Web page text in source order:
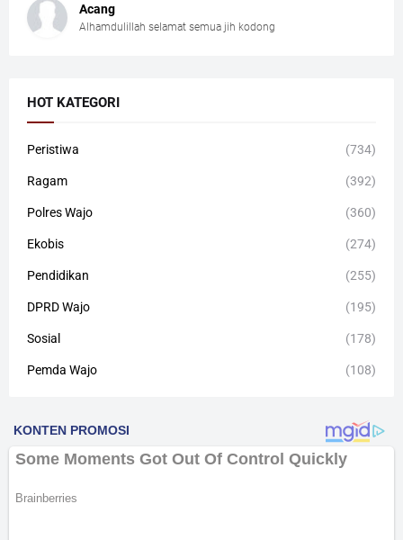
Acang
Alhamdulillah selamat semua jih kodong
HOT KATEGORI
Peristiwa (734)
Ragam (392)
Polres Wajo (360)
Ekobis (274)
Pendidikan (255)
DPRD Wajo (195)
Sosial (178)
Pemda Wajo (108)